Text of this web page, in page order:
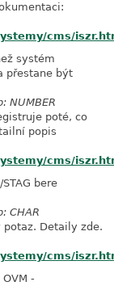
cms/
systém
přestane být
NUMBER
poté, co
popis
cms/
bere
CHAR
potaz. Detaily zde.
cms/
-